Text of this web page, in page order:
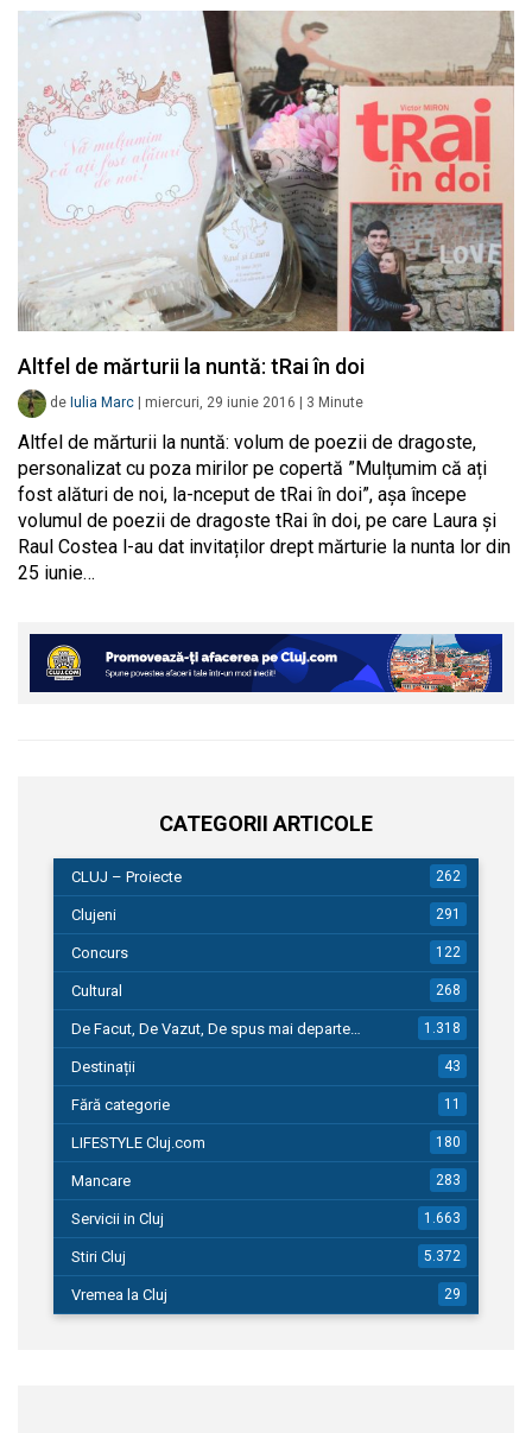
Altfel de mărturii la nuntă: tRai în doi
de Iulia Marc miercuri, 29 iunie 2016 3 Minute
Altfel de mărturii la nuntă: volum de poezii de dragoste,
personalizat cu poza mirilor pe copertă ”Mulțumim că ați
fost alături de noi, la-nceput de tRai în doi”, așa începe
volumul de poezii de dragoste tRai în doi, pe care Laura și
Raul Costea l-au dat invitaților drept mărturie la nunta lor din
25 iunie…
CATEGORII ARTICOLE
CLUJ – Proiecte 262
Clujeni 291
Concurs 122
Cultural 268
De Facut, De Vazut, De spus mai departe… 1.318
Destinații 43
Fără categorie 11
LIFESTYLE Cluj.com 180
Mancare 283
Servicii in Cluj 1.663
Stiri Cluj 5.372
Vremea la Cluj 29